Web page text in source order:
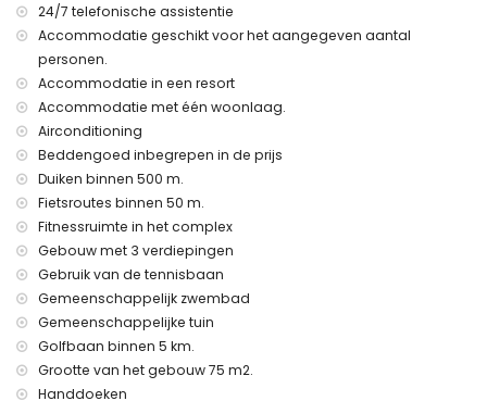
dichtstbijzijnde stad: San Juan de los Terreros (binnen 1000
meter van het appartement)
dichtstbijzijnde rivier of kust binnen 500 meter van het
appartement
dichtstbijzijnde strand binnen 500 meter van het
appartement
dichtstbijzijnde haven: Villaricos (binnen 10 kilometer van
het appartement)
dichtstbijzijnde luchthaven: Almeria/Murcia (binnen 100
kilometer van het appartement)
tweede dichtstbijzijnde luchthaven: Alicante (> 100
kilometer)
dichtbij openbaar vervoer: bus binnen 100 meter en trein
roken niet toegestaan
huisdieren zijn niet toegestaan
Het gebouw waar de accommodatie zich bevindt heeft een
lift.
De accommodatie is zeer geschikt voor gezinnen met
24/7 telefonische assistentie
Accommodatie geschikt voor het aangegeven aantal
personen.
Accommodatie in een resort
Accommodatie met één woonlaag.
Airconditioning
Beddengoed inbegrepen in de prijs
Duiken binnen 500 m.
Fietsroutes binnen 50 m.
Fitnessruimte in het complex
Gebouw met 3 verdiepingen
Gebruik van de tennisbaan
Gemeenschappelijk zwembad
Gemeenschappelijke tuin
Golfbaan binnen 5 km.
Grootte van het gebouw 75 m2.
Handdoeken